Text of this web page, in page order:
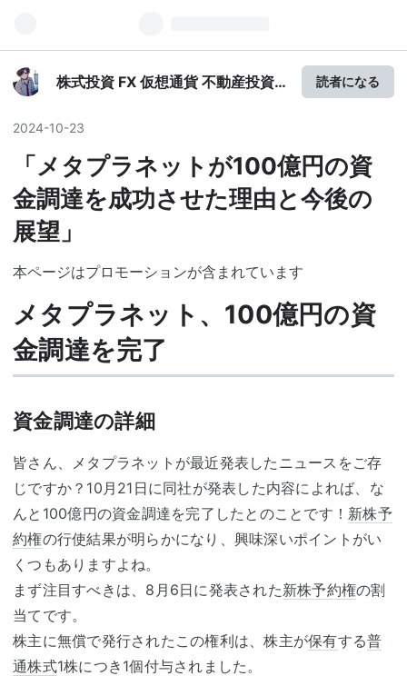
株式投資 FX 仮想通貨 不動産投資
読者になる
2024-10-23
「メタプラネットが100億円の資
金調達を成功させた理由と今後の
展望」
本ページはプロモーションが含まれています
メタプラネット、100億円の資
金調達を完了
資金調達の詳細
皆さん、メタプラネットが最近発表したニュースをご存
じですか？10月21日に同社が発表した内容によれば、な
んと100億円の資金調達を完了したとのことです！ 新株予
約権の行使結果が明らかになり、興味深いポイントがい
くつもありますよね。
まず注目すべきは、8月6日に発表された新株予約権の割
当てです。
株主に無償で発行されたこの権利は、株主が保有する普
通株式1株につき1個付与されました。